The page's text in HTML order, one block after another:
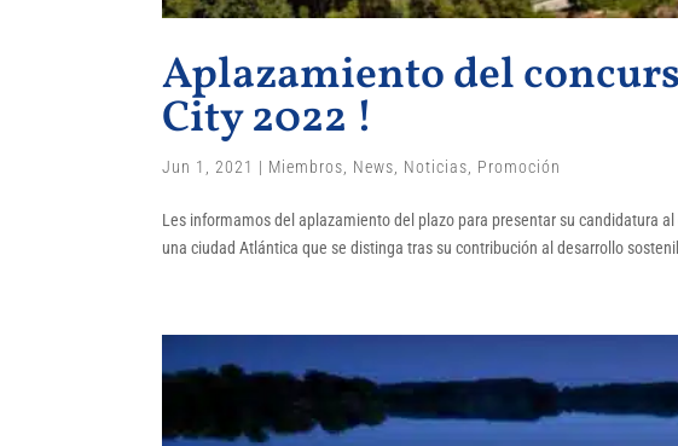
Aplazamiento del
City 2022 !
Jun 1, 2021 | Miembros News Noticias Promoción
Les informamos del aplazamiento del plazo para presentar su candidatura
una ciudad Atlántica que se distinga tras su contribución al desarrollo